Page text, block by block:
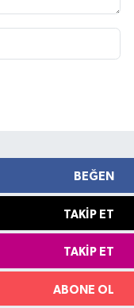
BEĞEN
TAKIP ET
TAKIP ET
ABONE OL